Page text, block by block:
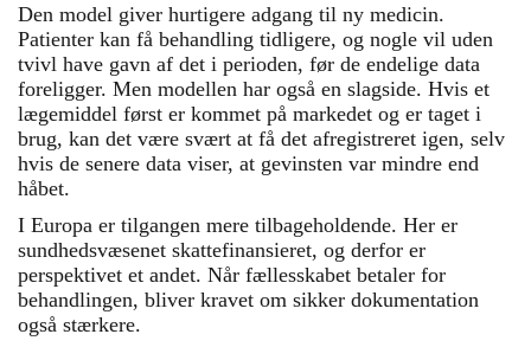
Den model giver hurtigere adgang til ny medicin.
Patienter kan få behandling tidligere, og nogle vil uden
tvivl have gavn af det i perioden, før de endelige data
foreligger. Men modellen har også en slagside. Hvis et
lægemiddel først er kommet på markedet og er taget i
brug, kan det være svært at få det afregistreret igen, selv
hvis de senere data viser, at gevinsten var mindre end
håbet.
I Europa er tilgangen mere tilbageholdende. Her er
sundhedsvæsenet skattefinansieret, og derfor er
perspektivet et andet. Når fællesskabet betaler for
behandlingen, bliver kravet om sikker dokumentation
også stærkere.